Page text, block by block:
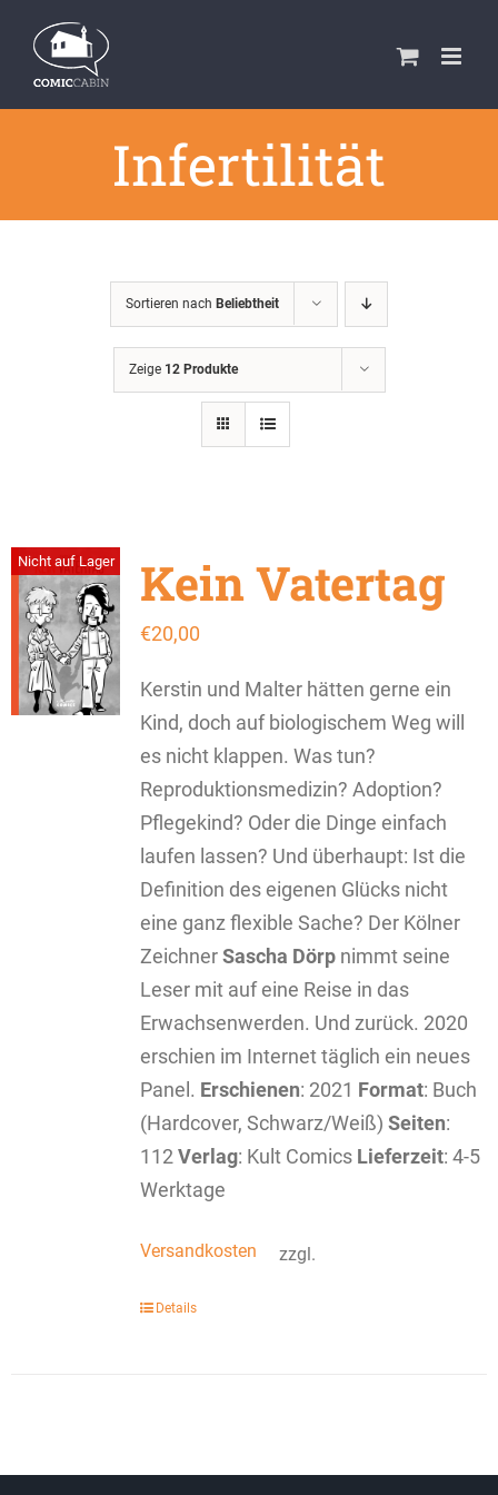
Inhalt
springen
Infertilität
Sortieren nach Beliebtheit
Zeige 12 Produkte
Nicht auf Lager Kein Vatertag
€20,00
Kerstin und Malter hätten gerne ein
Kind, doch auf biologischem Weg will
es nicht klappen. Was tun?
Reproduktionsmedizin? Adoption?
Pflegekind? Oder die Dinge einfach
laufen lassen? Und überhaupt: Ist die
Definition des eigenen Glücks nicht
eine ganz flexible Sache? Der Kölner
ZeichnerSascha Dörpnimmt seine
Leser mit auf eine Reise in das
Erwachsenwerden. Und zurück. 2020
erschien im Internet täglich ein neues
Panel. Erschienen: 2021 Format: Buch
(Hardcover, Schwarz/Weiß) Seiten:
112 Verlag: Kult Comics Lieferzeit: 4-5
Werktage
zzgl.
Versandkosten
Details